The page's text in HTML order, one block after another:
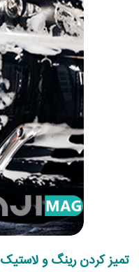
تمیز کردن رینگ و لاستیک